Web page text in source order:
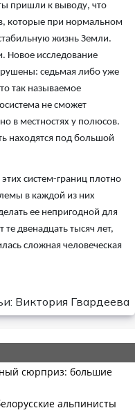
пришли к выводу, что
которые при нормальном
жизнь Земли.
Новое исследование
седьмая либо уже
так называемое
не сможет
в местностях у полюсов.
находятся под большой
систем-границ плотно
в каждой из них
ее непригодной для
двенадцать тысяч лет,
сложная человеческая
Виктория Гвардеева